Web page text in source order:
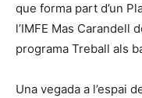
que forma part d’un
l’IMFE Mas Carandell
programa Treball als
Una vegada a l’espai